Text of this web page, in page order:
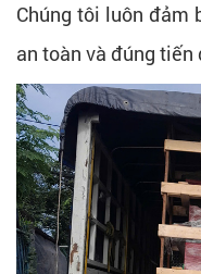
Chúng tôi luôn đảm
an toàn và đúng tiến